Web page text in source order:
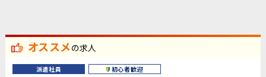
オススメの求人
派遣社員 初心者歓迎